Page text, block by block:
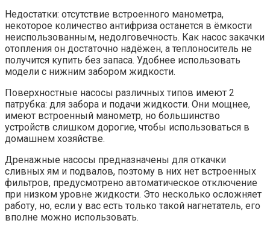
Недостатки: отсутствие встроенного манометра,
некоторое количество антифриза останется в ёмкости
неиспользованным, недолговечность. Как насос закачки
отопления он достаточно надёжен, а теплоноситель не
получится купить без запаса. Удобнее использовать
модели с нижним забором жидкости.
Поверхностные насосы различных типов имеют 2
патрубка: для забора и подачи жидкости. Они мощнее,
имеют встроенный манометр, но большинство
устройств слишком дорогие, чтобы использоваться в
домашнем хозяйстве.
Дренажные насосы предназначены для откачки
сливных ям и подвалов, поэтому в них нет встроенных
фильтров, предусмотрено автоматическое отключение
при низком уровне жидкости. Это несколько осложняет
работу, но, если у вас есть только такой нагнетатель, его
вполне можно использовать.